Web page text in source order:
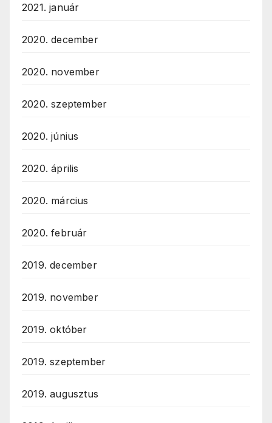
2021. január
2020. december
2020. november
2020. szeptember
2020. június
2020. április
2020. március
2020. február
2019. december
2019. november
2019. október
2019. szeptember
2019. augusztus